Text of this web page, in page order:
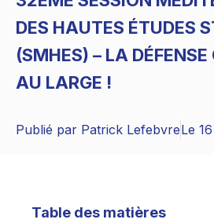
DES HAUTES ÉTUDES
(SMHES) – LA
AU LARGE !
Publié par Patrick LefebvreLe
Table des matières